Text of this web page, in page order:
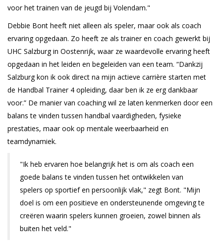
voor het trainen van de jeugd bij Volendam."
Debbie Bont heeft niet alleen als speler, maar ook als coach
ervaring opgedaan. Zo heeft ze als trainer en coach gewerkt bij
UHC Salzburg in Oostenrijk, waar ze waardevolle ervaring heeft
opgedaan in het leiden en begeleiden van een team. “Dankzij
Salzburg kon ik ook direct na mijn actieve carrière starten met
de Handbal Trainer 4 opleiding, daar ben ik ze erg dankbaar
voor.” De manier van coaching wil ze laten kenmerken door een
balans te vinden tussen handbal vaardigheden, fysieke
prestaties, maar ook op mentale weerbaarheid en
teamdynamiek.
"Ik heb ervaren hoe belangrijk het is om als coach een
goede balans te vinden tussen het ontwikkelen van
spelers op sportief en persoonlijk vlak," zegt Bont. "Mijn
doel is om een positieve en ondersteunende omgeving te
creëren waarin spelers kunnen groeien, zowel binnen als
buiten het veld."